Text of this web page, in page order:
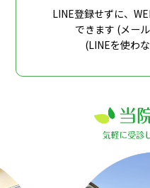
LINE登録せずに、
できます (メー
(LINEを使わ